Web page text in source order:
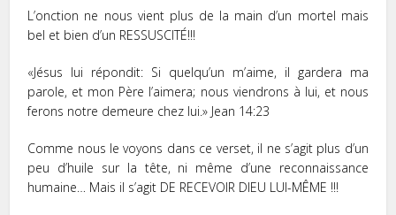
L’onction ne nous vient plus de la main d’un mortel mais
bel et bien d’un RESSUSCITÉ!!!
«Jésus lui répondit: Si quelqu’un m’aime, il gardera ma
parole, et mon Père l’aimera; nous viendrons à lui, et nous
ferons notre demeure chez lui.» Jean 14:23
Comme nous le voyons dans ce verset, il ne s’agit plus d’un
peu d’huile sur la tête, ni même d’une reconnaissance
humaine… Mais il s’agit DE RECEVOIR DIEU LUI-MÊME !!!